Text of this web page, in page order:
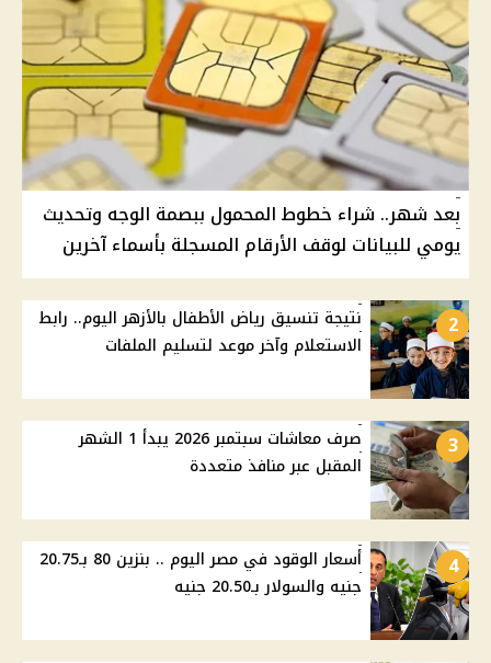
بعد شهر.. شراء خطوط المحمول ببصمة الوجه وتحديث
يومي للبيانات لوقف الأرقام المسجلة بأسماء آخرين
2
نتيجة تنسيق رياض الأطفال بالأزهر اليوم.. رابط
الاستعلام وآخر موعد لتسليم الملفات
3
صرف معاشات سبتمبر 2026 يبدأ 1 الشهر
المقبل عبر منافذ متعددة
4
أسعار الوقود في مصر اليوم .. بنزين 80 بـ20.75
جنيه والسولار بـ20.50 جنيه